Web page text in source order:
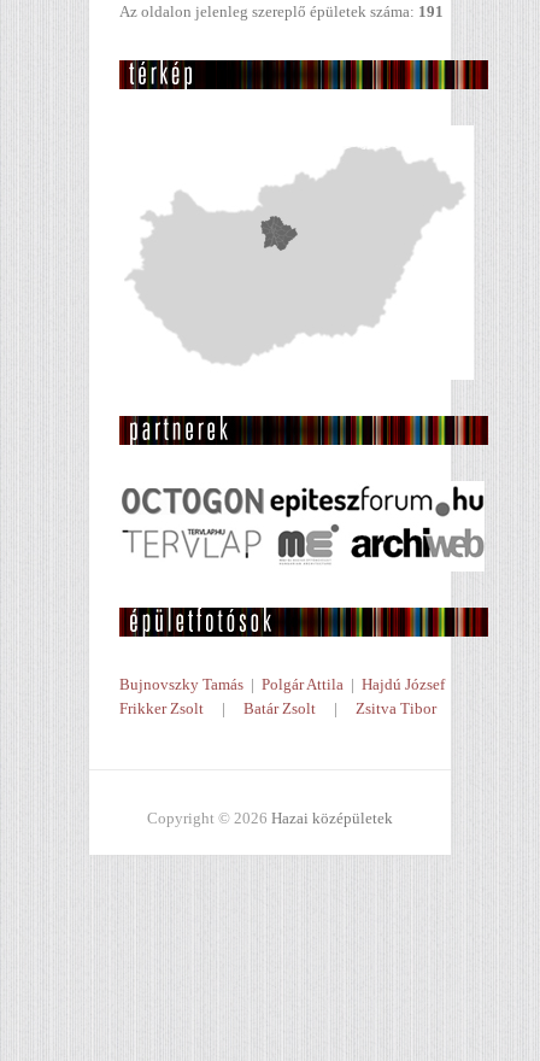
Az oldalon jelenleg szereplő épületek száma: 191
Bujnovszky Tamás | Polgár Attila | Hajdú József
Frikker Zsolt | Batár Zsolt | Zsitva Tibor
Copyright © 2026 Hazai középületek